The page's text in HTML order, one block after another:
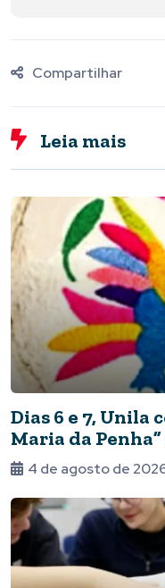
Compartilhar
Leia mais
Dias 6 e 7, Unila
Maria da
4 de agosto de